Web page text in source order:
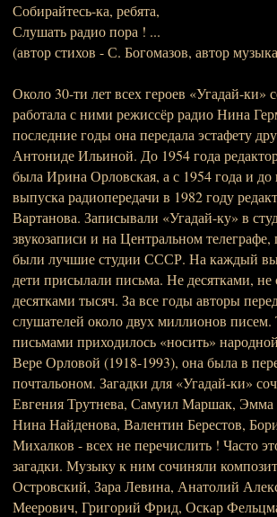
Собирайтесь-ка, ребята,
Слушать радио пора ! ...
(автор стихов - С. Богомазов, автор
Около 30-ти лет всех героев «Угадай-ки»
работала с ними режиссёр радио Нина
последние годы она передала эстафету
Антониде Ильиной. До 1954 года
была Ирина Орловская, а с 1954 года и до
выпуска радиопередачи в 1982 году
Вартанова. Записывали «Угадай-ку» в
звукозаписи и на Центральном телеграфе,
были лучшие студии СССР. На каждый
дети присылали письма. Не десятками, не
десятками тысяч. За все годы авторы
слушателей около двух миллионов
письмами приходилось «носить»
Вере Орловой (1918-1993), она была в
почтальоном. Загадки для «Угадай-ки»
Евгения Трутнева, Самуил Маршак,
Нина Найденова, Валентин Берестов,
Михалков - всех не перечислить ! Часто
загадки. Музыку к ним сочиняли
Островский, Зара Левина, Анатолий
Меерович, Григорий Фрид, Оскар